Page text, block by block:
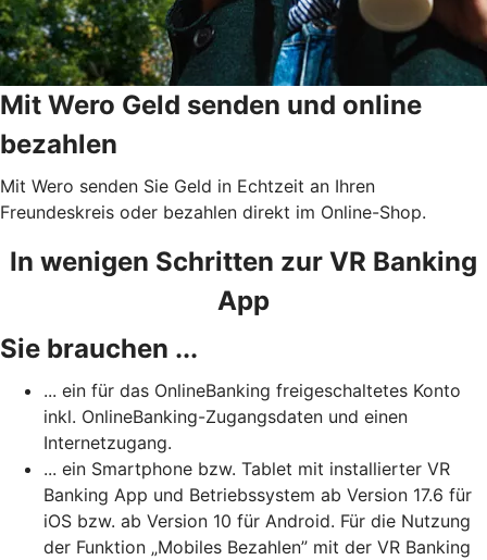
Mit Wero Geld senden und online
bezahlen
Mit Wero senden Sie Geld in Echtzeit an Ihren
Freundeskreis oder bezahlen direkt im Online-Shop.
In wenigen Schritten zur VR Banking
App
Sie brauchen ...
... ein für das OnlineBanking freigeschaltetes Konto
inkl. OnlineBanking-Zugangsdaten und einen
Internetzugang.
... ein Smartphone bzw. Tablet mit installierter VR
Banking App und Betriebssystem ab Version 17.6 für
iOS bzw. ab Version 10 für Android. Für die Nutzung
der Funktion „Mobiles Bezahlen” mit der VR Banking